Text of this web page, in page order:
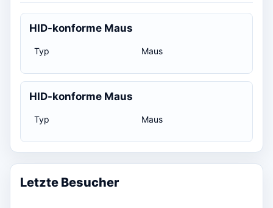
HID-konforme Maus
Typ Maus
HID-konforme Maus
Typ Maus
Letzte Besucher